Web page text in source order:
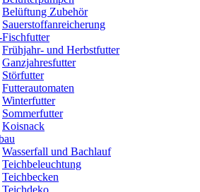
Belüftung Zubehör
Sauerstoffanreicherung
Frühjahr- und Herbstfutter
Ganzjahresfutter
Störfutter
Futterautomaten
Winterfutter
Sommerfutter
Koisnack
Wasserfall und Bachlauf
Teichbeleuchtung
Teichbecken
Teichdeko